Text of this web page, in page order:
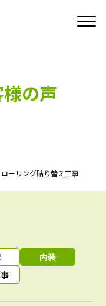
の声
ーリング貼り替え工事
内装